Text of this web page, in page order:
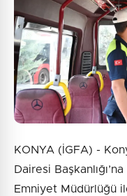
KONYA (İGFA) -
Dairesi
Emniyet Müdürlüğü